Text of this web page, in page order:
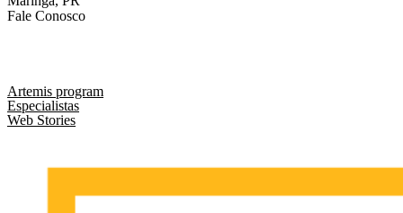
Fale Conosco
Artemis program
Especialistas
Web Stories